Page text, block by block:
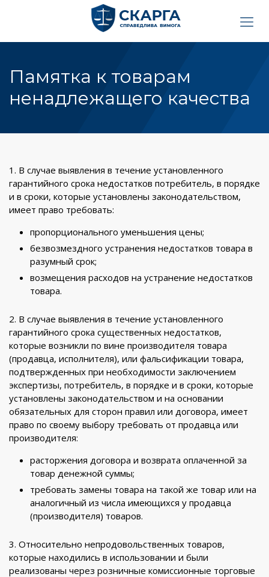
Памятка к товарам
ненадлежащего качества
1. В случае выявления в течение установленного
гарантийного срока недостатков потребитель, в порядке
и в сроки, которые установлены законодательством,
имеет право требовать:
пропорционального уменьшения цены;
безвозмездного устранения недостатков товара в
разумный срок;
возмещения расходов на устранение недостатков
товара.
2. В случае выявления в течение установленного
гарантийного срока существенных недостатков,
которые возникли по вине производителя товара
(продавца, исполнителя), или фальсификации товара,
подтвержденных при необходимости заключением
экспертизы, потребитель, в порядке и в сроки, которые
установлены законодательством и на основании
обязательных для сторон правил или договора, имеет
право по своему выбору требовать от продавца или
производителя:
расторжения договора и возврата оплаченной за
товар денежной суммы;
требовать замены товара на такой же товар или на
аналогичный из числа имеющихся у продавца
(производителя) товаров.
3. Относительно непродовольственных товаров,
которые находились в использовании и были
реализованы через розничные комиссионные торговые